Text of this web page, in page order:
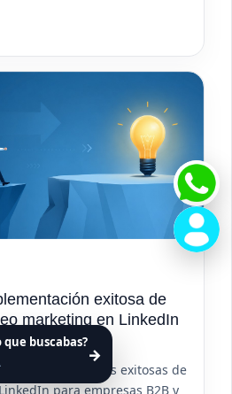
buscabas?
→
exitosa de
marketing en LinkedIn
campañas exitosas de
para empresas B2B y